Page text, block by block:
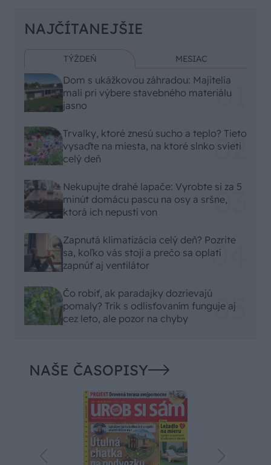
NAJČÍTANEJŠIE
TÝŽDEŇ MESIAC
Dom s ukážkovou záhradou: Majitelia
mali pri výbere stavebného materiálu
jasno
Trvalky, ktoré znesú sucho a teplo? Tieto
vysaďte na miesta, na ktoré slnko svieti
celý deň
Nekupujte drahé lapače: Vyrobte si za 5
minút domácu pascu na osy a sršne,
ktorá ich nepustí von
Zapnutá klimatizácia celý deň? Pozrite
sa, koľko vás stojí a prečo sa oplatí
zapnúť aj ventilátor
Čo robiť, ak paradajky dozrievajú
pomaly? Trik s odlisťovaním funguje aj
cez leto, ale pozor na chyby
NAŠE ČASOPISY